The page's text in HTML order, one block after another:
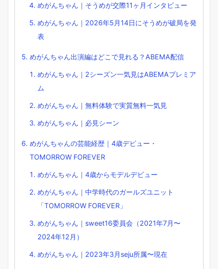
めがんちゃん｜そうめが交際11ヶ月インタビュー
めがんちゃん｜2026年5月14日にそうめが破局を発
表
めがんちゃん出演編はどこで見れる？ABEMA配信
めがんちゃん｜2シーズン一気見はABEMAプレミア
ム
めがんちゃん｜無料体験で実質無料一気見
めがんちゃん｜必見シーン
めがんちゃんの芸能経歴｜4歳デビュー・
TOMORROW FOREVER
めがんちゃん｜4歳からモデルデビュー
めがんちゃん｜中学時代のガールズユニット
「TOMORROW FOREVER」
めがんちゃん｜sweet16委員会（2021年7月〜
2024年12月）
めがんちゃん｜2023年3月seju所属〜現在